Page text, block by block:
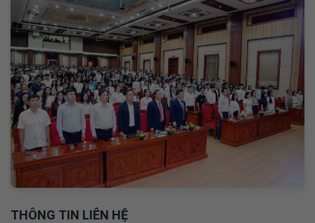
THÔNG TIN LIÊN HỆ